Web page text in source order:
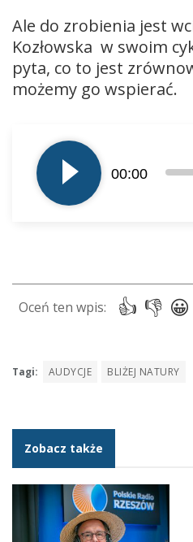
Ale do zrobienia jest
Kozłowska w swoim
pyta, co to jest
możemy go wspierać.
plików
dźwiękowych
00:00
Tagi: AUDYCJE BLIŻEJ NATURY
Zobacz także